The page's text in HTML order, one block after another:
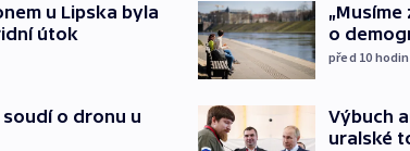
u Lipska byla
útok
o dronu u
o
před 10
Výbuch
uralské